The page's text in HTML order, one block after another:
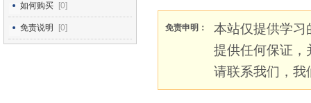
如何购买 [0]
免责说明 [0] 免责申明：
本站仅提供学习
提供任何保证，
请联系我们，我